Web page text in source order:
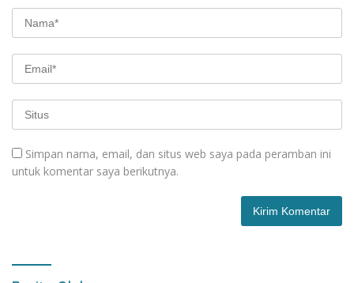
Simpan nama, email, dan situs web saya pada peramban ini
untuk komentar saya berikutnya.